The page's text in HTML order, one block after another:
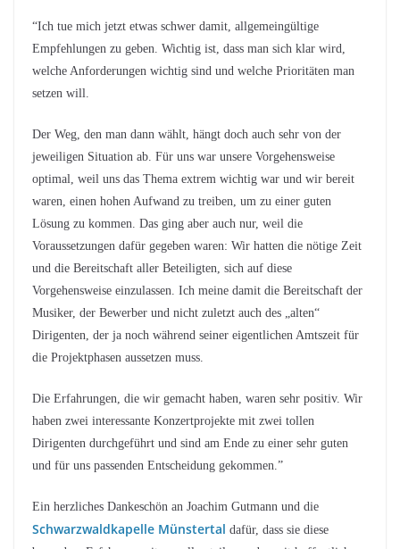
“Ich tue mich jetzt etwas schwer damit, allgemeingültige
Empfehlungen zu geben. Wichtig ist, dass man sich klar wird,
welche Anforderungen wichtig sind und welche Prioritäten man
setzen will.
Der Weg, den man dann wählt, hängt doch auch sehr von der
jeweiligen Situation ab. Für uns war unsere Vorgehensweise
optimal, weil uns das Thema extrem wichtig war und wir bereit
waren, einen hohen Aufwand zu treiben, um zu einer guten
Lösung zu kommen. Das ging aber auch nur, weil die
Voraussetzungen dafür gegeben waren: Wir hatten die nötige Zeit
und die Bereitschaft aller Beteiligten, sich auf diese
Vorgehensweise einzulassen. Ich meine damit die Bereitschaft der
Musiker, der Bewerber und nicht zuletzt auch des „alten“
Dirigenten, der ja noch während seiner eigentlichen Amtszeit für
die Projektphasen aussetzen muss.
Die Erfahrungen, die wir gemacht haben, waren sehr positiv. Wir
haben zwei interessante Konzertprojekte mit zwei tollen
Dirigenten durchgeführt und sind am Ende zu einer sehr guten
und für uns passenden Entscheidung gekommen.”
Ein herzliches Dankeschön an Joachim Gutmann und die
Schwarzwaldkapelle Münstertal dafür, dass sie diese